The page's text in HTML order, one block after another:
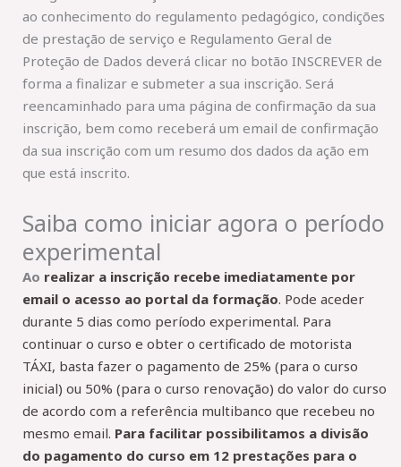
ao conhecimento do regulamento pedagógico, condições
de prestação de serviço e Regulamento Geral de
Proteção de Dados deverá clicar no botão INSCREVER de
forma a finalizar e submeter a sua inscrição. Será
reencaminhado para uma página de confirmação da sua
inscrição, bem como receberá um email de confirmação
da sua inscrição com um resumo dos dados da ação em
que está inscrito.
Saiba como iniciar agora o período
experimental
Ao realizar a inscrição recebe imediatamente por
email o acesso ao portal da formação. Pode aceder
durante 5 dias como período experimental. Para
continuar o curso e obter o certificado de motorista
TÁXI, basta fazer o pagamento de 25% (para o curso
inicial) ou 50% (para o curso renovação) do valor do curso
de acordo com a referência multibanco que recebeu no
mesmo email. Para facilitar possibilitamos a divisão
do pagamento do curso em 12 prestações para o